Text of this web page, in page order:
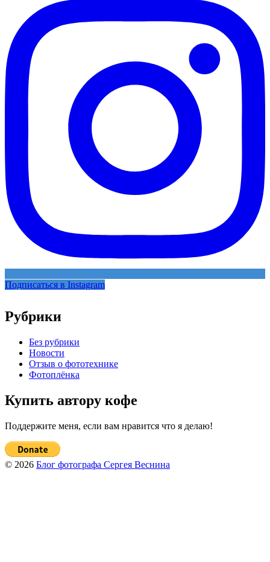
Подписаться в Instagram
Рубрики
Без рубрики
Новости
Отзыв о фототехнике
Фотоплёнка
Купить автору кофе
Поддержите меня, если вам нравится что я делаю!
© 2026 Блог фотографа Сергея Веснина